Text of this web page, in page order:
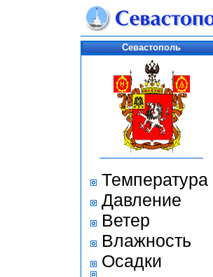
Севастополь
Температура
Давление
Ветер
Влажность
Осадки